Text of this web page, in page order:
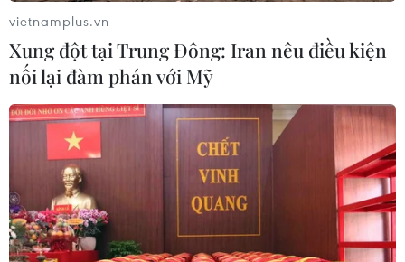
vietnamplus.vn
Xung đột tại Trung Đông: Iran nêu điều kiện
nối lại đàm phán với Mỹ